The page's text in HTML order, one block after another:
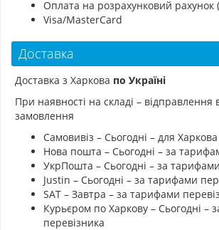
Оплата на розрахунковий рахунок
Visa/MasterCard
Доставка
Доставка з Харкова по Україні
При наявності на складі – відправлення
замовлення
Самовивіз – Сьогодні – для Харкова
Нова пошта – Сьогодні – за
УкрПошта – Сьогодні – за
Justin – Сьогодні – за тарифами
SAT – Завтра – за тарифами
Курьєром по Харкову – Сьогодні –
перевізника